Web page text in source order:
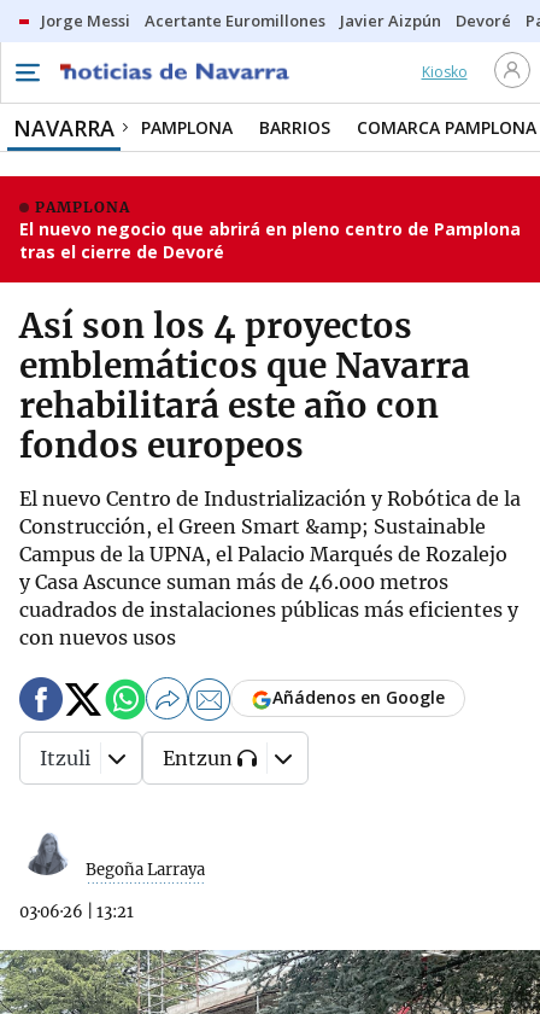
Jorge Messi Acertante Euromillones Javier Aizpún Devoré
Kiosko
NAVARRA PAMPLONA BARRIOS COMARCA PAMPLONA
PAMPLONA
El nuevo negocio que abrirá en pleno centro de Pamplona
tras el cierre de Devoré
Así son los 4 proyectos
emblemáticos que Navarra
rehabilitará este año con
fondos europeos
El nuevo Centro de Industrialización y Robótica de la
Construcción, el Green Smart &amp; Sustainable
Campus de la UPNA, el Palacio Marqués de Rozalejo
y Casa Ascunce suman más de 46.000 metros
cuadrados de instalaciones públicas más eficientes y
con nuevos usos
Begoña Larraya
03·06·26 13:21
Añádenos en Google
Itzuli Entzun